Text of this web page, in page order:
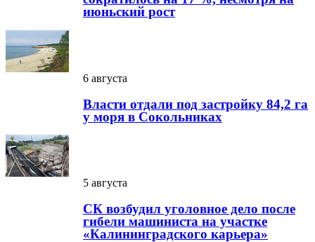
июньский рост
6 августа
Власти отдали под застройку 84,2 га
у моря в Сокольниках
5 августа
СК возбудил уголовное дело после
гибели машиниста на участке
«Калининградского карьера»